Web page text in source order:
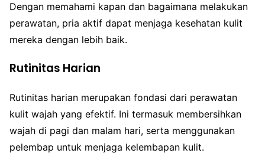
Dengan memahami kapan dan bagaimana melakukan
perawatan, pria aktif dapat menjaga kesehatan kulit
mereka dengan lebih baik.
Rutinitas Harian
Rutinitas harian merupakan fondasi dari perawatan
kulit wajah yang efektif. Ini termasuk membersihkan
wajah di pagi dan malam hari, serta menggunakan
pelembap untuk menjaga kelembapan kulit.